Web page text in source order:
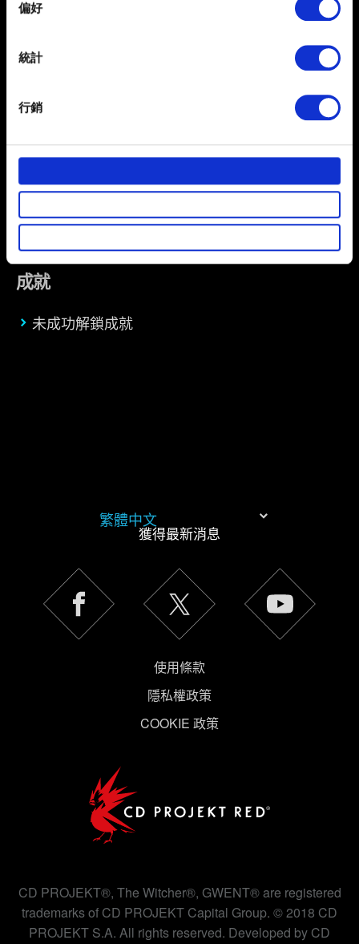
Collect information about your geographical
meters
Identify your device by actively scanning it for
Find out more about how your personal data is processed
了讓我們蒐集技術上或針對網站內容的回饋，讓您的使用
推薦合適的內容，偶爾這些資訊也會提供我們的合作夥伴
參考。不過這些非強制性的 Cookies 一定會事先徵詢您的
同意。
Cookies 的詳細說明。
偏好
統計
行銷
音效
我想回報音效相關問題
在地化
成就
未成功解鎖成就
繁體中文
獲得最新消息
使用條款
隱私權政策
COOKIE 政策
CD PROJEKT®, The Witcher®, GWENT® are registered
trademarks of CD PROJEKT Capital Group. © 2018 CD
PROJEKT S.A. All rights reserved. Developed by CD